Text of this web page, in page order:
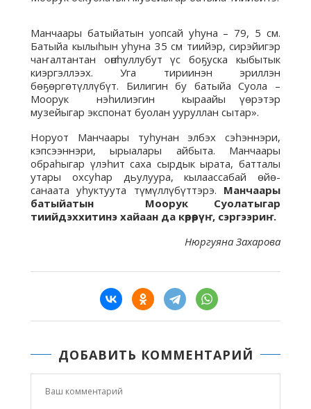
Манчаары батыйатын уопсай уһуна – 79, 5 см.
Батыйа кылыһын уһуна 35 см тиийэр, сирэйигэр
чаҥ алтантан оҥоһуллубут үс боҕуска кыбытык
киэргэллээх. Уга тириинэн эриллэн
бөҕөргөтүллүбүт. Билигин бу батыйа Суола –
Моорук нэһилиэгин кыраайы үөрэтэр
музейыгар экспонат буолан ууруллан сытар».
Норуот Манчаары туһунан элбэх сэһэннэри,
кэпсээннэри, ырыалары айбыта. Манчаары
обраһыгар үлэһит саха сырдык ырата, батталы
утары охсуһар дьулуура, кылаассабай өйө-
санаата уһуктуута түмүллүбүттэрэ. Манчаары
батыйатын Моорук Суолатыгар
тиийдэххитинэ хайаан да көрөөрүҥ, сэргээриҥ.
Нюргуяна Захарова
ДОБАВИТЬ КОММЕНТАРИЙ